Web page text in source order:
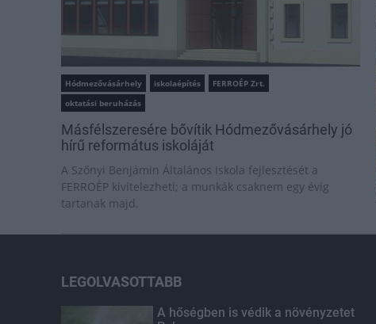
Hódmezővásárhely iskolaépítés
FERROÉP Zrt.
oktatási beruházás
Másfélszeresére bővítik Hódmezővásárhely jó
hírű református iskoláját
A Szőnyi Benjámin Általános Iskola fejlesztését a
FERROÉP kivitelezheti; a munkák csaknem egy évig
tartanak majd.
LEGOLVASOTTABB
A hőségben is védik a növényzetet